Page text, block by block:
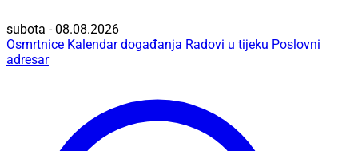
subota - 08.08.2026
Osmrtnice Kalendar događanja Radovi u tijeku Poslovni
adresar